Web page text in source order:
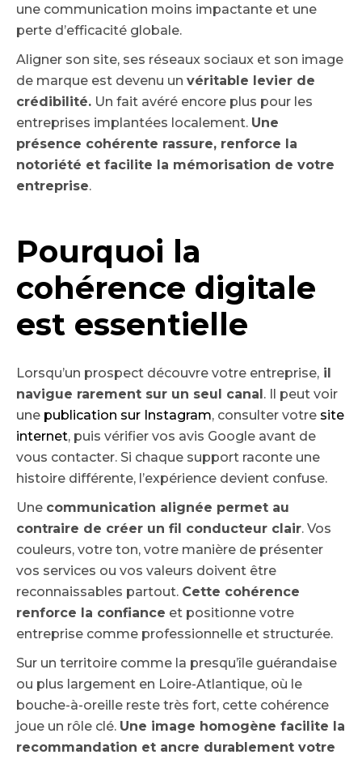
une communication moins impactante et une
perte d’efficacité globale.
Aligner son site, ses réseaux sociaux et son image
de marque est devenu un véritable levier de
crédibilité. Un fait avéré encore plus pour les
entreprises implantées localement. Une
présence cohérente rassure, renforce la
notoriété et facilite la mémorisation de votre
entreprise.
Pourquoi la
cohérence digitale
est essentielle
Lorsqu’un prospect découvre votre entreprise, il
navigue rarement sur un seul canal. Il peut voir
une publication sur Instagram, consulter votre site
internet, puis vérifier vos avis Google avant de
vous contacter. Si chaque support raconte une
histoire différente, l’expérience devient confuse.
Une communication alignée permet au
contraire de créer un fil conducteur clair. Vos
couleurs, votre ton, votre manière de présenter
vos services ou vos valeurs doivent être
reconnaissables partout. Cette cohérence
renforce la confiance et positionne votre
entreprise comme professionnelle et structurée.
Sur un territoire comme la presqu’île guérandaise
ou plus largement en Loire-Atlantique, où le
bouche-à-oreille reste très fort, cette cohérence
joue un rôle clé. Une image homogène facilite la
recommandation et ancre durablement votre